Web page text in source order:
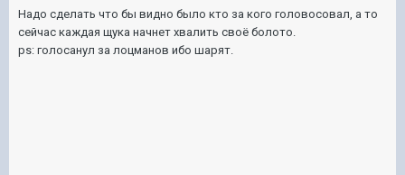
Надо сделать что бы видно было кто за кого головосовал, а то
сейчас каждая щука начнет хвалить своё болото.
ps: голосанул за лоцманов ибо шарят.